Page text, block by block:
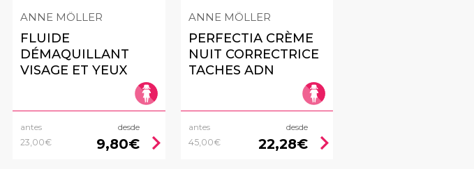
ANNE MÖLLER
FLUIDE
DÉMAQUILLANT
VISAGE ET YEUX
antes
23,00€
desde
9,80€ chevron_right
ANNE MÖLLER
PERFECTIA CRÈME
NUIT CORRECTRICE
TACHES ADN
antes
45,00€
desde
22,28€ chevron_right